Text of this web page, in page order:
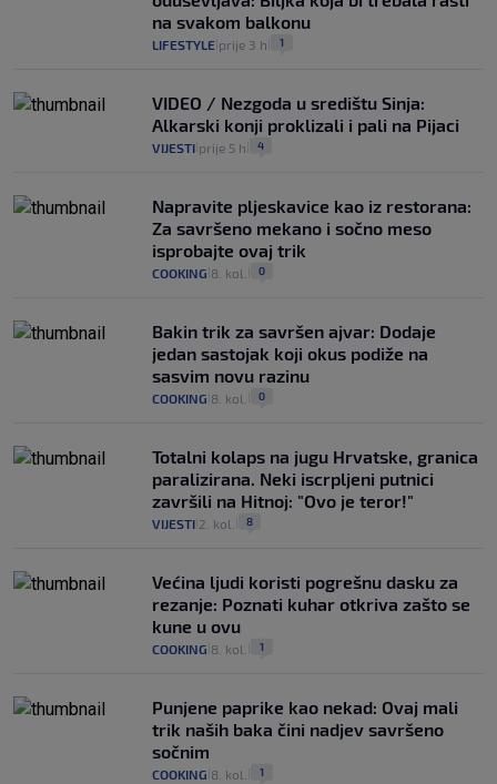
na svakom balkonu
LIFESTYLE prije 3 h 1
VIDEO / Nezgoda u središtu Sinja:
Alkarski konji proklizali i pali na Pijaci
VIJESTI prije 5 h 4
Napravite pljeskavice kao iz restorana:
Za savršeno mekano i sočno meso
isprobajte ovaj trik
COOKING 8. kol. 0
Bakin trik za savršen ajvar: Dodaje
jedan sastojak koji okus podiže na
sasvim novu razinu
COOKING 8. kol. 0
Totalni kolaps na jugu Hrvatske, granica
paralizirana. Neki iscrpljeni putnici
završili na Hitnoj: "Ovo je teror!"
VIJESTI 2. kol. 8
Većina ljudi koristi pogrešnu dasku za
rezanje: Poznati kuhar otkriva zašto se
kune u ovu
COOKING 8. kol. 1
Punjene paprike kao nekad: Ovaj mali
trik naših baka čini nadjev savršeno
sočnim
COOKING 8. kol. 1